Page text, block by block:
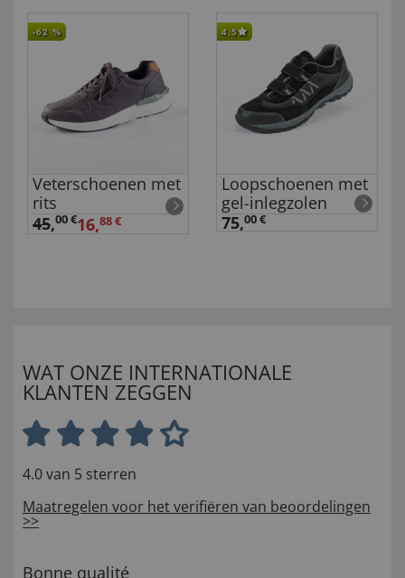
-62 %
Veterschoenen met
rits
45,00 €16,88 €
4,5
Loopschoenen met
gel-inlegzolen
75,00 €
WAT ONZE INTERNATIONALE
KLANTEN ZEGGEN
4.0 van 5 sterren
Maatregelen voor het verifiëren van beoordelingen
>>
Bonne qualité